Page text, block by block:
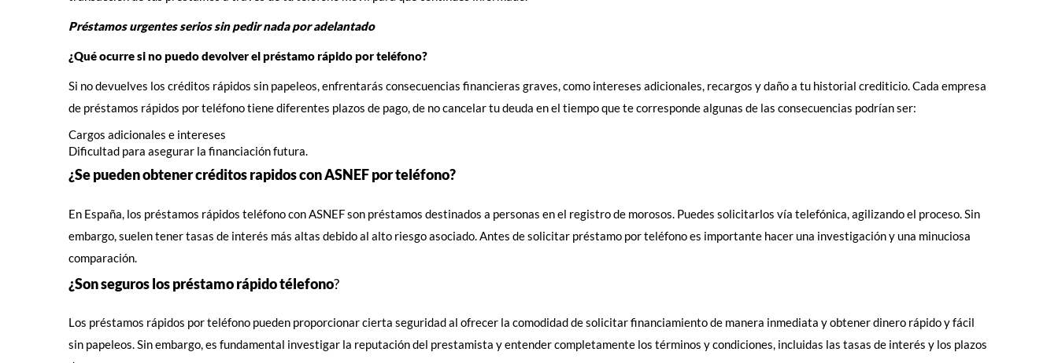
Préstamos urgentes serios sin pedir nada por adelantado
¿Qué ocurre si no puedo devolver el préstamo rápido por teléfono?
Si no devuelves los créditos rápidos sin papeleos, enfrentarás consecuencias financieras graves, como intereses adicionales, recargos y daño a tu historial crediticio. Cada empresa
de préstamos rápidos por teléfono tiene diferentes plazos de pago, de no cancelar tu deuda en el tiempo que te corresponde algunas de las consecuencias podrían ser:
Cargos adicionales e intereses
Dificultad para asegurar la financiación futura.
¿Se pueden obtener créditos rapidos con ASNEF por teléfono?
En España, los préstamos rápidos teléfono con ASNEF son préstamos destinados a personas en el registro de morosos. Puedes solicitarlos vía telefónica, agilizando el proceso. Sin
embargo, suelen tener tasas de interés más altas debido al alto riesgo asociado. Antes de solicitar préstamo por teléfono es importante hacer una investigación y una minuciosa
comparación.
¿Son seguros los préstamo rápido télefono?
Los préstamos rápidos por teléfono pueden proporcionar cierta seguridad al ofrecer la comodidad de solicitar financiamiento de manera inmediata y obtener dinero rápido y fácil
sin papeleos. Sin embargo, es fundamental investigar la reputación del prestamista y entender completamente los términos y condiciones, incluidas las tasas de interés y los plazos